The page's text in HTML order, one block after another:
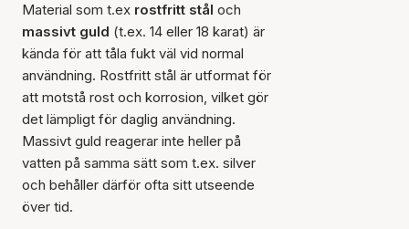
Material som t.ex rostfritt stål och
massivt guld (t.ex. 14 eller 18 karat) är
kända för att tåla fukt väl vid normal
användning. Rostfritt stål är utformat för
att motstå rost och korrosion, vilket gör
det lämpligt för daglig användning.
Massivt guld reagerar inte heller på
vatten på samma sätt som t.ex. silver
och behåller därför ofta sitt utseende
över tid.